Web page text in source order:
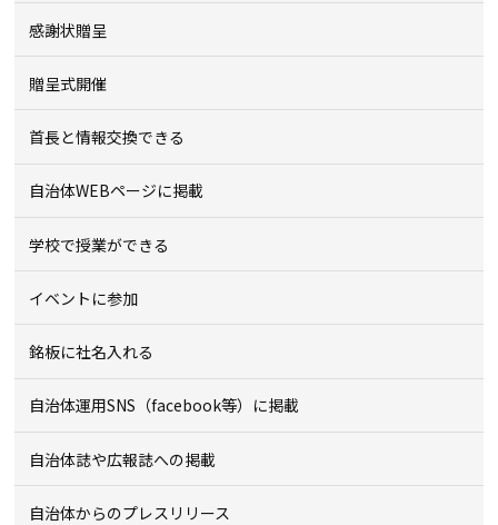
感謝状贈呈
贈呈式開催
首長と情報交換できる
自治体WEBページに掲載
学校で授業ができる
イベントに参加
銘板に社名入れる
自治体運用SNS（facebook等）に掲載
自治体誌や広報誌への掲載
自治体からのプレスリリース